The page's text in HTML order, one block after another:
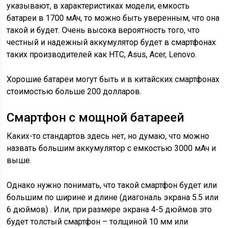
указывают, в характеристиках модели, емкость
батареи в 1700 мАч, то можно быть уверенным, что она
такой и будет. Очень высока вероятность того, что
честный и надежный аккумулятор будет в смартфонах
таких производителей как HTC, Asus, Acer, Lenovo.
Хорошие батареи могут быть и в китайских смартфонах
стоимостью больше 200 долларов.
Cмартфон с мощной батареей
Каких-то стандартов здесь нет, но думаю, что можно
назвать большим аккумулятор с емкостью 3000 мАч и
выше.
Однако нужно понимать, что такой смартфон будет или
большим по ширине и длине (диагональ экрана 5.5 или
6 дюймов) . Или, при размере экрана 4-5 дюймов это
будет толстый смартфон – толщиной 10 мм или